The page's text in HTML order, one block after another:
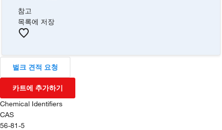
참고
목록에 저장
벌크 견적 요청
카트에 추가하기
Chemical Identifiers
CAS
56-81-5